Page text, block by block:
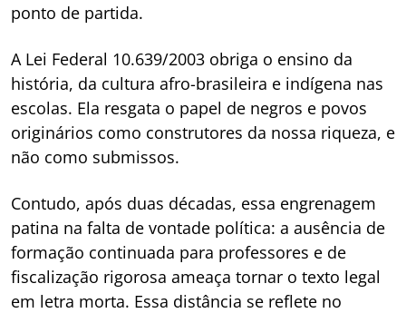
ponto de partida.
A Lei Federal 10.639/2003 obriga o ensino da
história, da cultura afro-brasileira e indígena nas
escolas. Ela resgata o papel de negros e povos
originários como construtores da nossa riqueza, e
não como submissos.
Contudo, após duas décadas, essa engrenagem
patina na falta de vontade política: a ausência de
formação continuada para professores e de
fiscalização rigorosa ameaça tornar o texto legal
em letra morta. Essa distância se reflete no